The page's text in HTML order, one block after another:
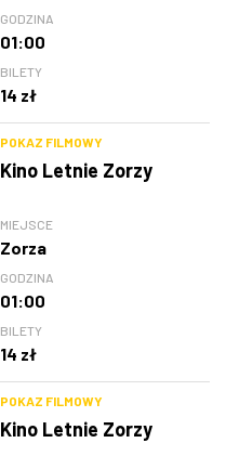
GODZINA
01:00
BILETY
14 zł
POKAZ FILMOWY
Kino Letnie Zorzy
MIEJSCE
Zorza
GODZINA
01:00
BILETY
14 zł
POKAZ FILMOWY
Kino Letnie Zorzy